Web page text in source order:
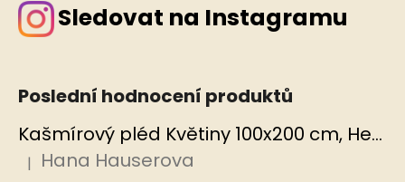
Sledovat na Instagramu
Poslední hodnocení produktů
Kašmírový pléd Květiny 100x200 cm, Hedvábný svět
Hodnocení produktu je 5 z 5 hvězdiček.
| Hana Hauserova